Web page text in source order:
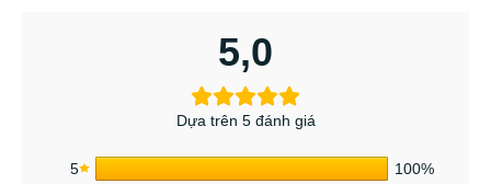
5,0
Dựa trên 5 đánh giá
5
100%